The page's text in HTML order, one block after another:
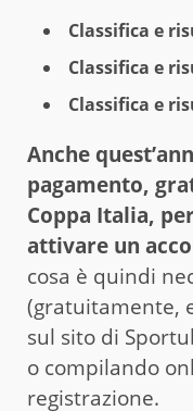
Classifica e
Classifica e
Classifica e
Anche
pagamento,
Coppa Italia,
attivare un
cosa è quindi
(gratuitamente,
sul sito di
o compilando
registrazione.